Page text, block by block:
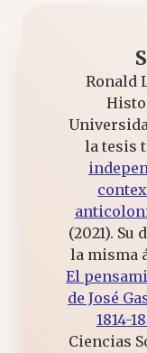
Ronald
la tesis
(2021).
la misma
El
de José
1814-
Ciencias